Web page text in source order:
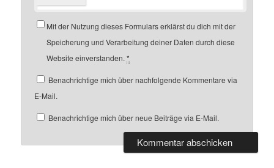
Mit der Nutzung dieses Formulars erklärst du dich mit der
Speicherung und Verarbeitung deiner Daten durch diese
Website einverstanden.*
Benachrichtige mich über nachfolgende Kommentare via
E-Mail.
Benachrichtige mich über neue Beiträge via E-Mail.